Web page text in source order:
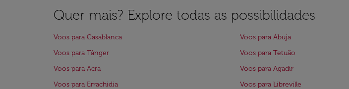
Quer mais? Explore todas as possibilidades
Voos para Casablanca Voos para Abuja
Voos para Tânger
Voos para Tetuão
Voos para Acra
Voos para Agadir
Voos para Errachidia
Voos para Libreville